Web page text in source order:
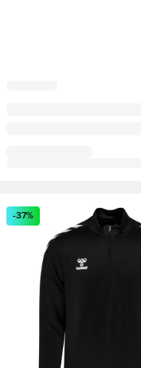
a tagként való
Megnyit egy modált a
-37%